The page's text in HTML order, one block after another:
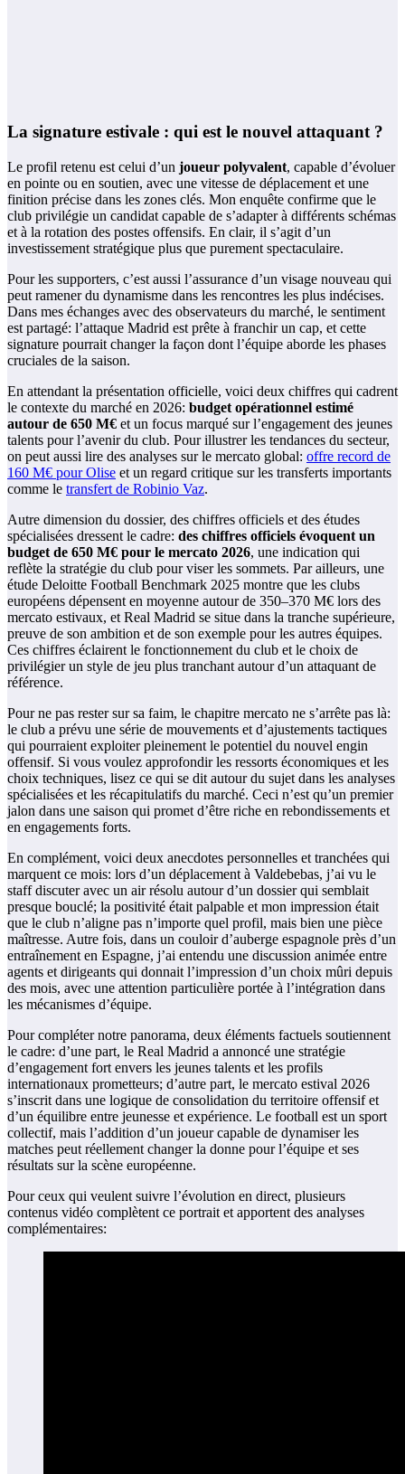
La signature estivale : qui est le nouvel attaquant ?
Le profil retenu est celui d’un joueur polyvalent, capable d’évoluer
en pointe ou en soutien, avec une vitesse de déplacement et une
finition précise dans les zones clés. Mon enquête confirme que le
club privilégie un candidat capable de s’adapter à différents schémas
et à la rotation des postes offensifs. En clair, il s’agit d’un
investissement stratégique plus que purement spectaculaire.
Pour les supporters, c’est aussi l’assurance d’un visage nouveau qui
peut ramener du dynamisme dans les rencontres les plus indécises.
Dans mes échanges avec des observateurs du marché, le sentiment
est partagé: l’attaque Madrid est prête à franchir un cap, et cette
signature pourrait changer la façon dont l’équipe aborde les phases
cruciales de la saison.
En attendant la présentation officielle, voici deux chiffres qui cadrent
le contexte du marché en 2026: budget opérationnel estimé
autour de 650 M€ et un focus marqué sur l’engagement des jeunes
talents pour l’avenir du club. Pour illustrer les tendances du secteur,
on peut aussi lire des analyses sur le mercato global: offre record de
160 M€ pour Olise et un regard critique sur les transferts importants
comme le transfert de Robinio Vaz.
Autre dimension du dossier, des chiffres officiels et des études
spécialisées dressent le cadre: des chiffres officiels évoquent un
budget de 650 M€ pour le mercato 2026, une indication qui
reflète la stratégie du club pour viser les sommets. Par ailleurs, une
étude Deloitte Football Benchmark 2025 montre que les clubs
européens dépensent en moyenne autour de 350–370 M€ lors des
mercato estivaux, et Real Madrid se situe dans la tranche supérieure,
preuve de son ambition et de son exemple pour les autres équipes.
Ces chiffres éclairent le fonctionnement du club et le choix de
privilégier un style de jeu plus tranchant autour d’un attaquant de
référence.
Pour ne pas rester sur sa faim, le chapitre mercato ne s’arrête pas là:
le club a prévu une série de mouvements et d’ajustements tactiques
qui pourraient exploiter pleinement le potentiel du nouvel engin
offensif. Si vous voulez approfondir les ressorts économiques et les
choix techniques, lisez ce qui se dit autour du sujet dans les analyses
spécialisées et les récapitulatifs du marché. Ceci n’est qu’un premier
jalon dans une saison qui promet d’être riche en rebondissements et
en engagements forts.
En complément, voici deux anecdotes personnelles et tranchées qui
marquent ce mois: lors d’un déplacement à Valdebebas, j’ai vu le
staff discuter avec un air résolu autour d’un dossier qui semblait
presque bouclé; la positivité était palpable et mon impression était
que le club n’aligne pas n’importe quel profil, mais bien une pièce
maîtresse. Autre fois, dans un couloir d’auberge espagnole près d’un
entraînement en Espagne, j’ai entendu une discussion animée entre
agents et dirigeants qui donnait l’impression d’un choix mûri depuis
des mois, avec une attention particulière portée à l’intégration dans
les mécanismes d’équipe.
Pour compléter notre panorama, deux éléments factuels soutiennent
le cadre: d’une part, le Real Madrid a annoncé une stratégie
d’engagement fort envers les jeunes talents et les profils
internationaux prometteurs; d’autre part, le mercato estival 2026
s’inscrit dans une logique de consolidation du territoire offensif et
d’un équilibre entre jeunesse et expérience. Le football est un sport
collectif, mais l’addition d’un joueur capable de dynamiser les
matches peut réellement changer la donne pour l’équipe et ses
résultats sur la scène européenne.
Pour ceux qui veulent suivre l’évolution en direct, plusieurs
contenus vidéo complètent ce portrait et apportent des analyses
complémentaires: